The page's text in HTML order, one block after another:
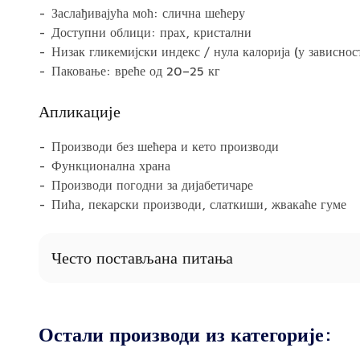
Заслађивајућа моћ: слична шећеру
Доступни облици: прах, кристални
Низак гликемијски индекс / нула калорија (у
Паковање: вреће од 20–25 кг
Апликације
Производи без шећера и кето производи
Функционална храна
Производи погодни за дијабетичаре
Пића, пекарски производи, слаткиши, жвакаће гуме
Често постављана питања
Да – заслађивачи попут малтитола се често користе у
Остали производи из категорије: